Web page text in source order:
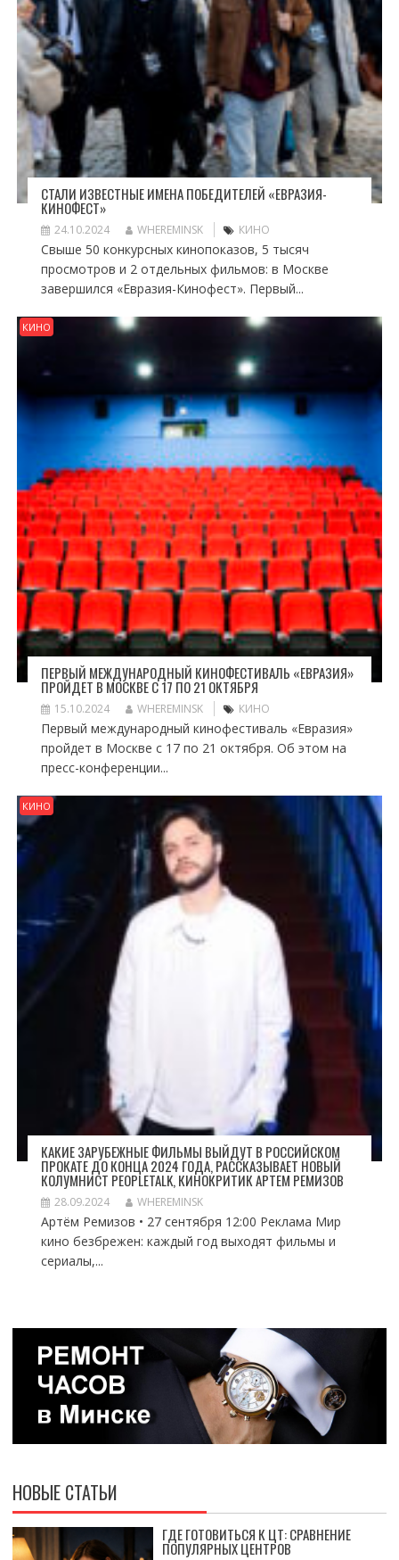
СТАЛИ ИЗВЕСТНЫЕ ИМЕНА ПОБЕДИТЕЛЕЙ «ЕВРАЗИЯ-
КИНОФЕСТ»
24.10.2024 WHEREMINSK КИНО
Свыше 50 конкурсных кинопоказов, 5 тысяч
просмотров и 2 отдельных фильмов: в Москве
завершился «Евразия-Кинофест». Первый...
КИНО
ПЕРВЫЙ МЕЖДУНАРОДНЫЙ КИНОФЕСТИВАЛЬ «ЕВРАЗИЯ»
ПРОЙДЕТ В МОСКВЕ С 17 ПО 21 ОКТЯБРЯ
15.10.2024 WHEREMINSK КИНО
Первый международный кинофестиваль «Евразия»
пройдет в Москве с 17 по 21 октября. Об этом на
пресс-конференции...
КИНО
КАКИЕ ЗАРУБЕЖНЫЕ ФИЛЬМЫ ВЫЙДУТ В РОССИЙСКОМ
ПРОКАТЕ ДО КОНЦА 2024 ГОДА, РАССКАЗЫВАЕТ НОВЫЙ
КОЛУМНИСТ PEOPLETALK, КИНОКРИТИК АРТЕМ РЕМИЗОВ
28.09.2024 WHEREMINSK
Артём Ремизов • 27 сентября 12:00 Реклама Мир
кино безбрежен: каждый год выходят фильмы и
сериалы,...
НОВЫЕ СТАТЬИ
ГДЕ ГОТОВИТЬСЯ К ЦТ: СРАВНЕНИЕ
ПОПУЛЯРНЫХ ЦЕНТРОВ